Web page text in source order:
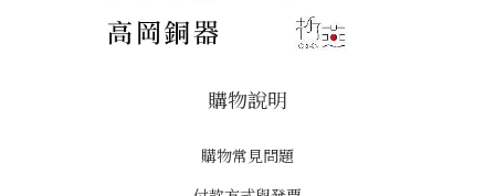
購物說明
購物常見問題